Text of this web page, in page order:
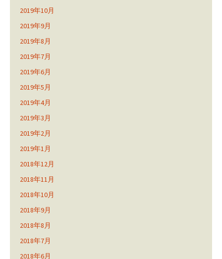
2019年10月
2019年9月
2019年8月
2019年7月
2019年6月
2019年5月
2019年4月
2019年3月
2019年2月
2019年1月
2018年12月
2018年11月
2018年10月
2018年9月
2018年8月
2018年7月
2018年6月